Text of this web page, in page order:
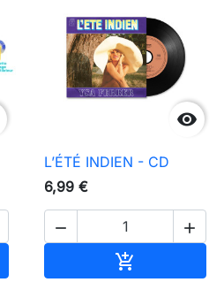

L’ÉTÉ INDIEN - CD
6,99 €
 
